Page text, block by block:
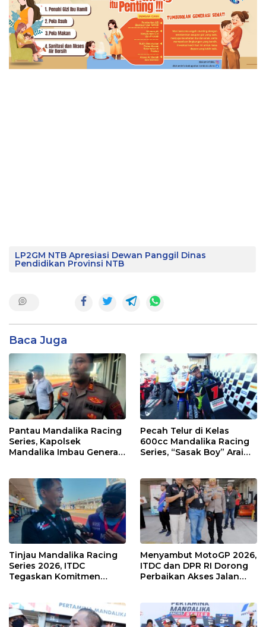
LP2GM NTB Apresiasi Dewan Panggil Dinas
Pendidikan Provinsi NTB
Baca Juga
Pantau Mandalika Racing
Series, Kapolsek
Mandalika Imbau Generasi
Pecah Telur di Kelas
600cc Mandalika Racing
Series, “Sasak Boy” Arai
Tinjau Mandalika Racing
Series 2026, ITDC
Tegaskan Komitmen
Kawasan
Menyambut MotoGP 2026,
ITDC dan DPR RI Dorong
Perbaikan Akses Jalan